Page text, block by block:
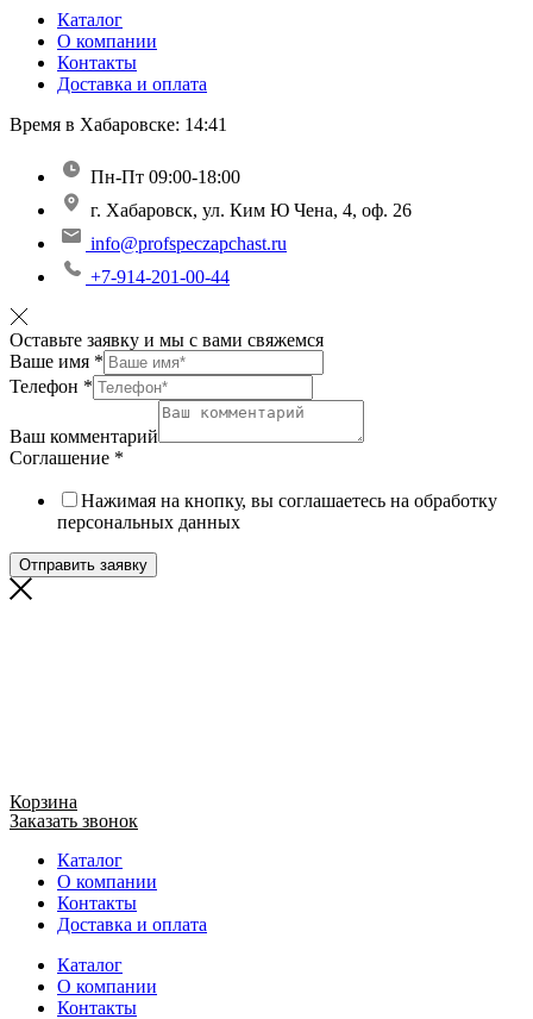
Каталог
О компании
Контакты
Доставка и оплата
Время в Хабаровске: 14:41
Пн-Пт 09:00-18:00
г. Хабаровск, ул. Ким Ю Чена, 4, оф. 26
info@profspeczapchast.ru
+7-914-201-00-44
Оставьте заявку и мы с вами свяжемся
Ваше имя *
Телефон *
Ваш комментарий
Соглашение *
Нажимая на кнопку, вы соглашаетесь на обработку
персональных данных
Отправить заявку
Корзина
Заказать звонок
Каталог
О компании
Контакты
Доставка и оплата
Каталог
О компании
Контакты